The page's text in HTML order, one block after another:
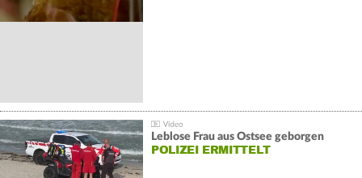
Leblose Frau aus Ostsee geborgen
POLIZEI ERMITTELT